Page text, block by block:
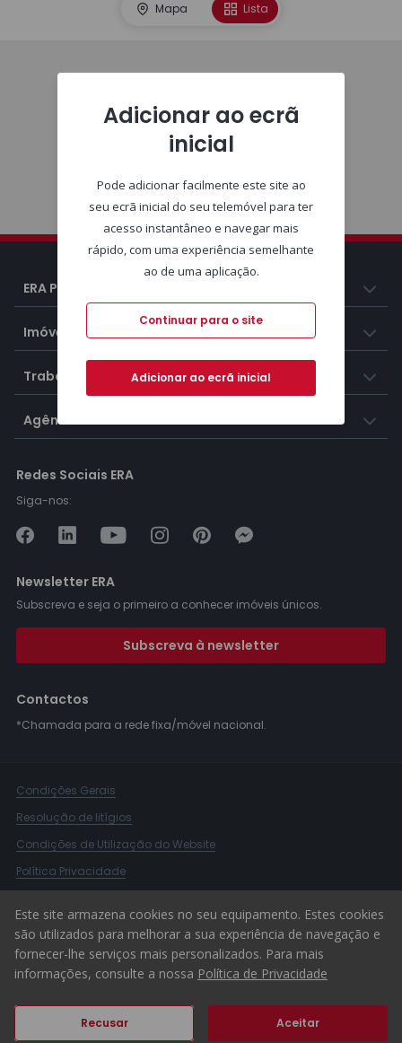
Mapa Lista
ERA Portugal
Imóveis
Trabalhar na ERA
Agências ERA
Redes Sociais ERA
Siga-nos:
Newsletter ERA
Subscreva e seja o primeiro a conhecer imóveis únicos.
Subscreva à newsletter
Contactos
*Chamada para a rede fixa/móvel nacional.
Condições Gerais
Resolução de litígios
Condições de Utilização do Website
Política Privacidade
© 2026 ERA Portugal
Este site armazena cookies no seu equipamento. Estes cookies
são utilizados para melhorar a sua experiência de navegação e
fornecer-lhe serviços mais personalizados. Para mais
informações, consulte a nossa Política de Privacidade
Recusar Aceitar
Adicionar ao ecrã
inicial
Pode adicionar facilmente este site ao
seu ecrã inicial do seu telemóvel para ter
acesso instantâneo e navegar mais
rápido, com uma experiência semelhante
ao de uma aplicação.
Continuar para o site
Adicionar ao ecrã inicial